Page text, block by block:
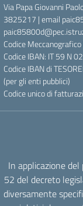
Via Papa Giovanni
3825217 | email
Codice
Codice IBAN: IT 59 N
Codice IBAN di
(per gli enti pubblici)
Codice unico di
In applicazione
52 del decreto
diversamente